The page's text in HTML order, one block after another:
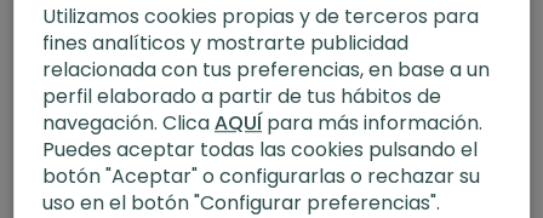
Utilizamos cookies propias y de terceros para
fines analíticos y mostrarte publicidad
relacionada con tus preferencias, en base a un
perfil elaborado a partir de tus hábitos de
navegación. ClicaAQUÍpara más información.
Puedes aceptar todas las cookies pulsando el
botón "Aceptar" o configurarlas o rechazar su
uso en el botón "Configurar preferencias".